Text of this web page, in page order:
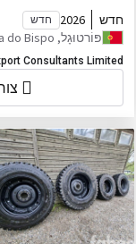
חדש 2026 חדש
פּוֹרטוּגָל, Enxara do Bispo
Consultants Limited